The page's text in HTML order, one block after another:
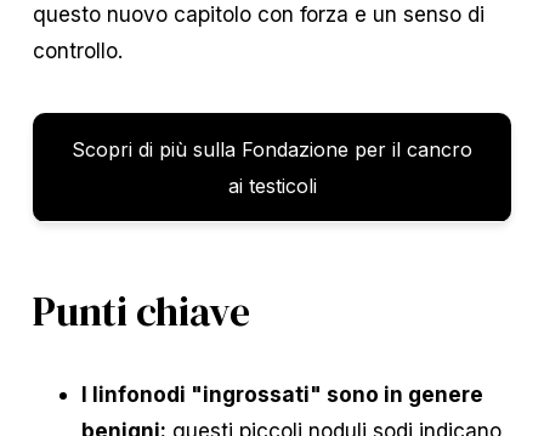
questo nuovo capitolo con forza e un senso di
controllo.
Scopri di più sulla Fondazione per il cancro
ai testicoli
Punti chiave
I linfonodi "ingrossati" sono in genere
benigni: questi piccoli noduli sodi indicano